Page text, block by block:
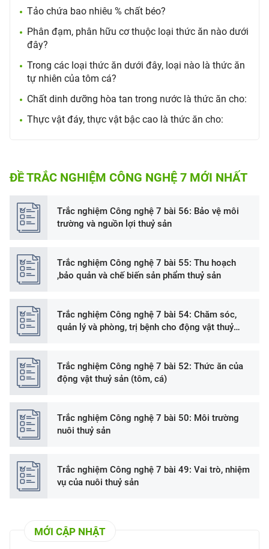
Tảo chứa bao nhiêu % chất béo?
Phân đạm, phân hữu cơ thuộc loại thức ăn nào dưới
đây?
Trong các loại thức ăn dưới đây, loại nào là thức ăn
tự nhiên của tôm cá?
Chất dinh dưỡng hòa tan trong nước là thức ăn cho:
Thực vật đáy, thực vật bậc cao là thức ăn cho:
ĐỀ TRẮC NGHIỆM CÔNG NGHỆ 7 MỚI NHẤT
Trắc nghiệm Công nghệ 7 bài 56: Bảo vệ môi
trường và nguồn lợi thuỷ sản
Trắc nghiệm Công nghệ 7 bài 55: Thu hoạch
,bảo quản và chế biến sản phẩm thuỷ sản
Trắc nghiệm Công nghệ 7 bài 54: Chăm sóc,
quản lý và phòng, trị bệnh cho động vật thuỷ
Trắc nghiệm Công nghệ 7 bài 52: Thức ăn của
động vật thuỷ sản (tôm, cá)
Trắc nghiệm Công nghệ 7 bài 50: Môi trường
nuôi thuỷ sản
Trắc nghiệm Công nghệ 7 bài 49: Vai trò, nhiệm
vụ của nuôi thuỷ sản
MỚI CẬP NHẬT